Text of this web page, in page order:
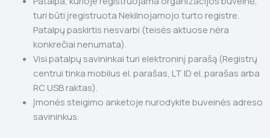
turi būti įregistruota Nekilnojamojo turto registre.
Patalpų paskirtis nesvarbi (teisės aktuose nėra
konkrečiai nenumata).
Visi patalpų savininkai turi elektroninį parašą (Registrų
centrui tinka mobilus el. parašas, LT ID el. parašas arba
RC USB raktas).
Įmonės steigimo anketoje nurodykite buveinės adreso
savininkus.